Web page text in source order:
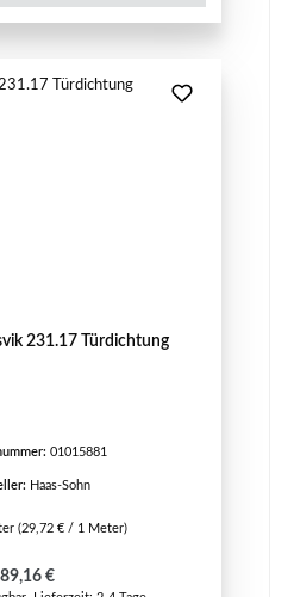
231.17 Türdichtung
01015881
Haas-Sohn
(29,72 € / 1 Meter)
Regulärer Preis:
89,16 €